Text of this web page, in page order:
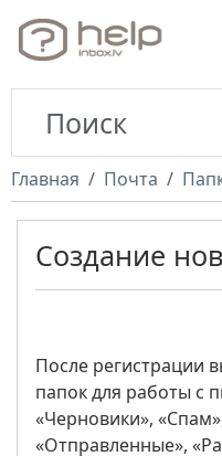
Главная Почта
Создание
После регистрации
папок для работы с
«Черновики»,
«Отправленные»,